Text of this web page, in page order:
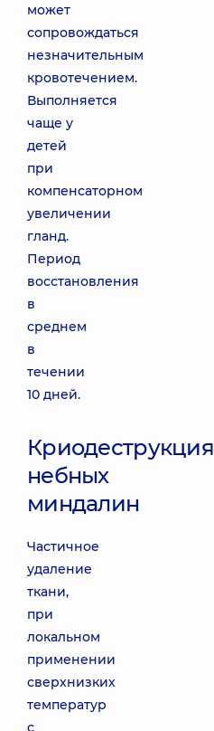
может
сопровождаться
незначительным
кровотечением.
Выполняется
чаще у
детей
при
компенсаторном
увеличении
гланд.
Период
восстановления
в
среднем
в
течении
10 дней.
Криодеструкция
небных
миндалин
Частичное
удаление
ткани,
при
локальном
применении
сверхнизких
температур
с